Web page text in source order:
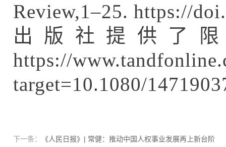
Review,1–25. https://
出版社提供了
https://
target=10.1080/
下一条： 《人民日报》| 常健：推动中国人权事业发展再上新台阶